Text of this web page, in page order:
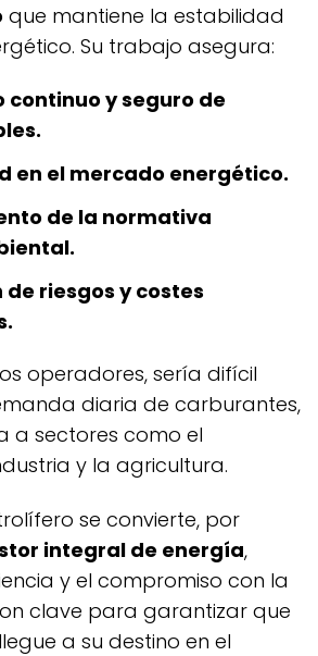
que mantiene la estabilidad
Su trabajo asegura:
en el mercado energético.
diaria de carburantes,
a sectores como el
y la agricultura.
integral de energía,
y el compromiso con la
clave para garantizar que
a su destino en el